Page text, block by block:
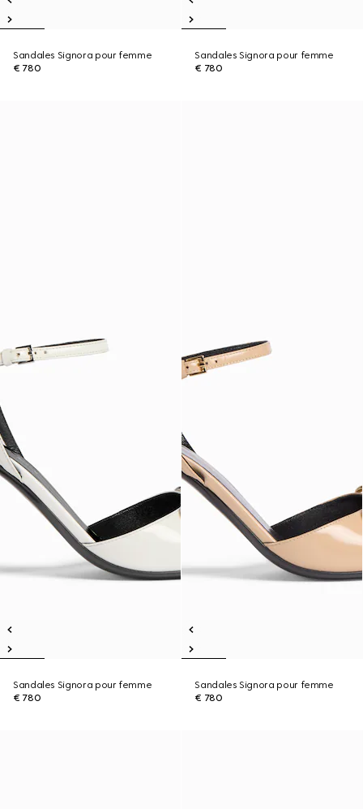
Sandales Signora pour femme
€ 780
Sandales Signora pour femme
€ 780
Sandales Signora pour femme
€ 780
Sandales Signora pour femme
€ 780